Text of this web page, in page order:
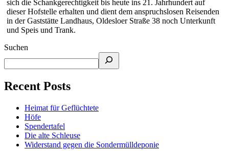
sich die Schankgerechtigkeit bis heute ins 21. Jahrhundert auf
dieser Hofstelle erhalten und dient dem anspruchslosen Reisenden
in der Gaststätte Landhaus, Oldesloer Straße 38 noch Unterkunft
und Speis und Trank.
Suchen
Recent Posts
Heimat für Geflüchtete
Höfe
Spendertafel
Die alte Schleuse
Widerstand gegen die Sondermülldeponie